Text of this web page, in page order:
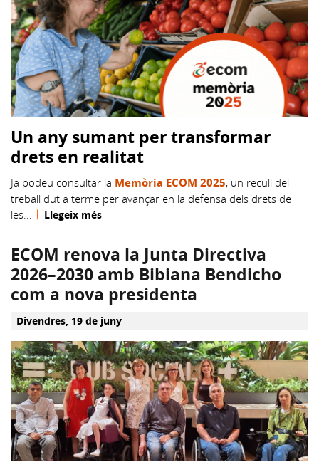
Un any sumant per transformar
drets en realitat
Ja podeu consultar la Memòria ECOM 2025, un recull del
treball dut a terme per avançar en la defensa dels drets de
les...
| Llegeix més
ECOM renova la Junta Directiva
2026–2030 amb Bibiana Bendicho
com a nova presidenta
divendres, 19 de juny